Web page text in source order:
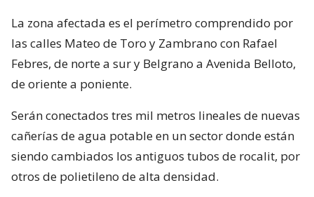
La zona afectada es el perímetro comprendido por
las calles Mateo de Toro y Zambrano con Rafael
Febres, de norte a sur y Belgrano a Avenida Belloto,
de oriente a poniente.
Serán conectados tres mil metros lineales de nuevas
cañerías de agua potable en un sector donde están
siendo cambiados los antiguos tubos de rocalit, por
otros de polietileno de alta densidad.